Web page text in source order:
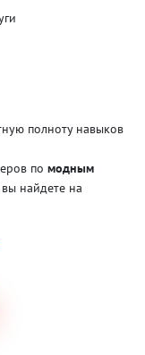
полноту навыков
по модным
вы найдете на